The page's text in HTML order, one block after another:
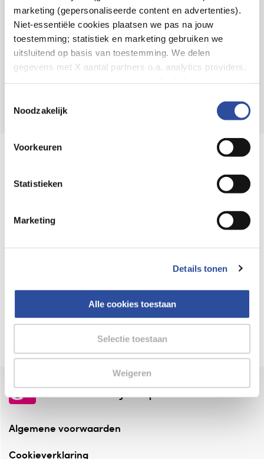
marketing (gepersonaliseerde content en advertenties).
Niet-essentiële cookies plaatsen we pas na jouw
toestemming; statistiek en marketing gebruiken we
uitsluitend op basis van toestemming. We delen
gegevens met X aantal partners o.a. analytics providers,
en de bewaartermijnen per categorie. Je kunt je keuze op
gegevensverwerking staat in de
Privacyverklaring
Noodzakelijk
Voorkeuren
Statistieken
Marketing
Details tonen
Alle cookies toestaan
Selectie toestaan
Weigeren
Klantenservice
Assortiment
VolgDAop:
Online aanbieder medicijnen
webshop mag verkopen.
⁠Verantwoorde zorg, ⁠ook online.
Altijd onze folder bij de hand
Check onze folders ⁠bij AlleFolders.
de vriendelijke specialist
Algemene voorwaarden
Cookieverklaring